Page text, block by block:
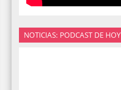
NOTICIAS: PODCAST DE HOY